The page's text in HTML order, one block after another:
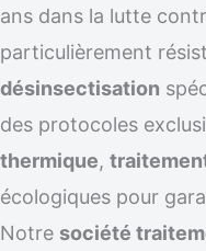
ans dans la lutte
particulièrement
désinsectisation
des protocoles
thermique,
écologiques pour
Notre société